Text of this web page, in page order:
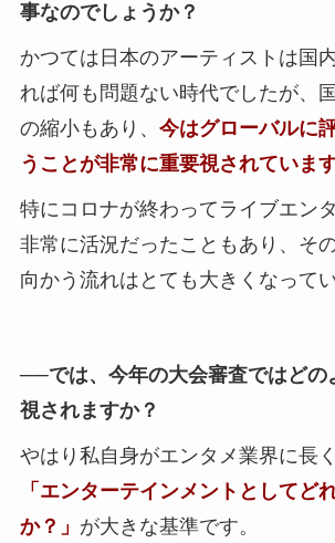
事なのでしょうか？
かつては日本のアーティストは国
れば何も問題ない時代でしたが、
の縮小もあり、 今はグローバルに
うことが非常に重要視されていま
特にコロナが終わってライブエン
非常に活況だったこともあり、そ
向かう流れはとても大きくなって
──では、今年の大会審査ではどの
視されますか？
やはり私自身がエンタメ業界に長
「エンターテインメントとしてど
か？」 が大きな基準です。